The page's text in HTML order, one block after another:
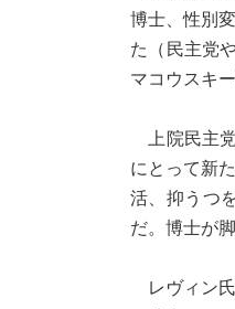
博士、性別
た（民主党
マコウスキ
上院民主党
にとって新
活、抑うつ
だ。博士が
レヴィン氏